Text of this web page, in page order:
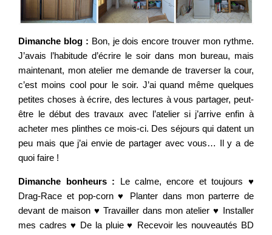
Dimanche blog : Bon, je dois encore trouver mon rythme.
J’avais l’habitude d’écrire le soir dans mon bureau, mais
maintenant, mon atelier me demande de traverser la cour,
c’est moins cool pour le soir. J’ai quand même quelques
petites choses à écrire, des lectures à vous partager, peut-
être le début des travaux avec l’atelier si j’arrive enfin à
acheter mes plinthes ce mois-ci. Des séjours qui datent un
peu mais que j’ai envie de partager avec vous… Il y a de
quoi faire !
Dimanche bonheurs : Le calme, encore et toujours ♥
Drag-Race et pop-corn ♥ Planter dans mon parterre de
devant de maison ♥ Travailler dans mon atelier ♥ Installer
mes cadres ♥ De la pluie ♥ Recevoir les nouveautés BD